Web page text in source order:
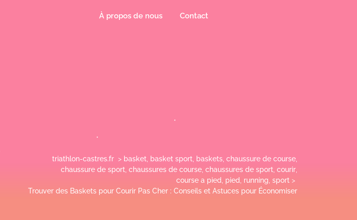
À propos de nous Contact
triathlon-castres.fr > basket basket sport baskets chaussure de course
chaussure de sport chaussures de course chaussures de sport courir
course a pied
pied running sport >
Trouver des Baskets pour Courir Pas Cher : Conseils et Astuces pour Économiser